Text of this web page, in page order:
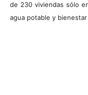
de 230 viviendas sólo
agua potable y